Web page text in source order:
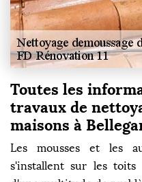
Toutes les
travaux de
maisons à
Les mousses et les
s'installent sur les toits